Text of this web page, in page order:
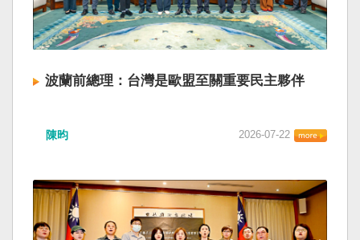
波蘭前總理：台灣是歐盟至關重要民主夥伴
陳昀 2026-07-22